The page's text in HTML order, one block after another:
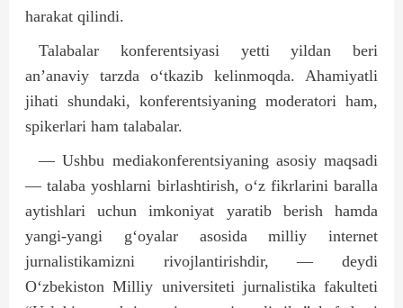
harakat qilindi.
Talabalar konferentsiyasi yetti yildan beri
an’anaviy tarzda o‘tkazib kelinmoqda. Ahamiyatli
jihati shundaki, konferentsiyaning moderatori ham,
spikerlari ham talabalar.
— Ushbu mediakonferentsiyaning asosiy maqsadi
— talaba yoshlarni birlashtirish, o‘z fikrlarini baralla
aytishlari uchun imkoniyat yaratib berish hamda
yangi-yangi g‘oyalar asosida milliy internet
jurnalistikamizni rivojlantirishdir, — deydi
O‘zbekiston Milliy universiteti jurnalistika fakulteti